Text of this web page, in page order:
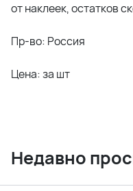
от наклеек, остатков
Пр-во: Россия
Цена: за шт
Недавно